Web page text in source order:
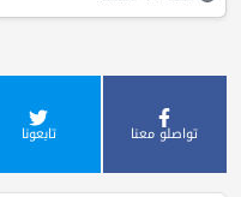
تواصلو معنا تابعونا